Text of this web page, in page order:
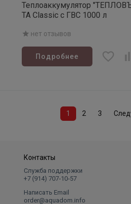
Теплоаккумулятор
ТА Classic с ГВС 1000 л
нет отзывов
Подробнее
1 2 3
Контакты
Служба поддержки
+7 (914) 707‑10‑57
Написать Email
order@aquadom.info